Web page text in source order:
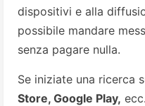
dispositivi e alla
possibile mandare
senza pagare nulla.
Se iniziate una ricerca
Store, Google Play,